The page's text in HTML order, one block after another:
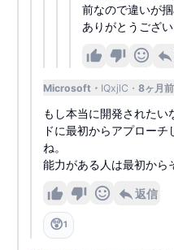
前なので違いが
ありがとうござい
Microsoft IQxjlC 8ヶ月前
もし本当に開発されたい
ドに最初からアプロー
ね。
能力がある人は最初から
返信
😲1